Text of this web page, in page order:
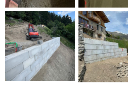
NOS PRODUITS